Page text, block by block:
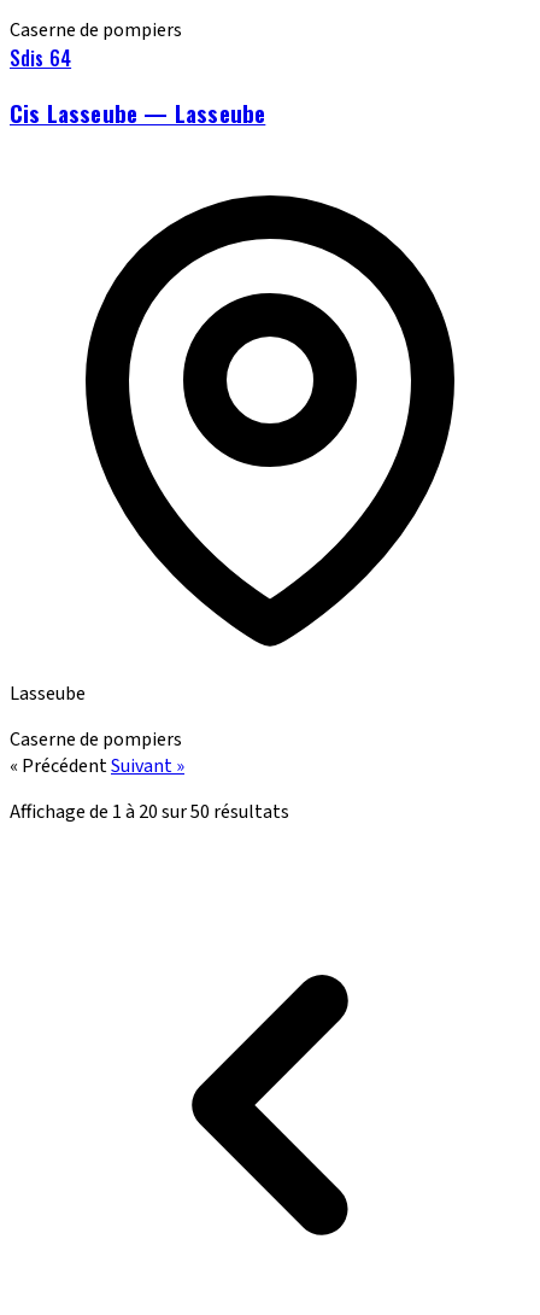
Caserne de pompiers
Sdis 64
Cis Lasseube — Lasseube
Lasseube
Caserne de pompiers
« PrécédentSuivant »
Affichage de 1à 20sur50 résultats